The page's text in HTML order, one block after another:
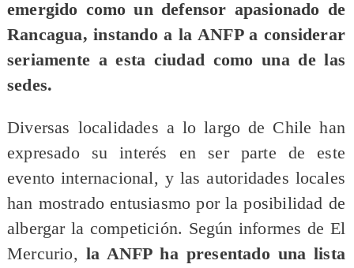
emergido como un defensor apasionado de
Rancagua, instando a la ANFP a considerar
seriamente a esta ciudad como una de las
sedes.
Diversas localidades a lo largo de Chile han
expresado su interés en ser parte de este
evento internacional, y las autoridades locales
han mostrado entusiasmo por la posibilidad de
albergar la competición. Según informes de El
Mercurio, la ANFP ha presentado una lista